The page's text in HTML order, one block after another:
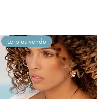
Le plus vendu